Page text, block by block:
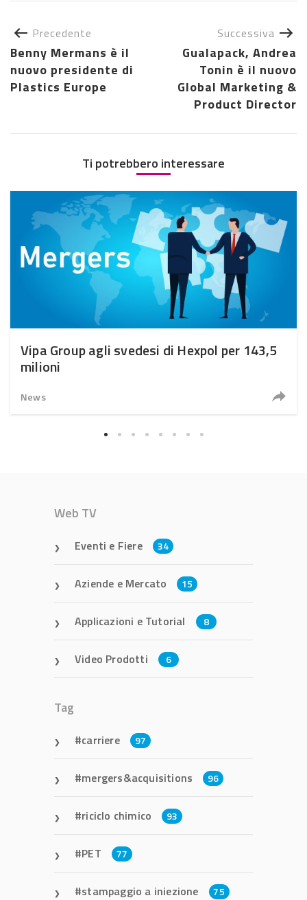
Precedente
Benny Mermans è il
nuovo presidente di
Plastics Europe
Successiva
Gualapack, Andrea
Tonin è il nuovo
Global Marketing &
Product Director
Ti potrebbero interessare
Vipa Group agli svedesi di Hexpol per 143,5
milioni
News
Web TV
Eventi e Fiere 34
Aziende e Mercato 15
Applicazioni e Tutorial 8
Video Prodotti 6
Tag
carriere 97
mergers&acquisitions 96
riciclo chimico 93
PET 77
stampaggio a iniezione 75